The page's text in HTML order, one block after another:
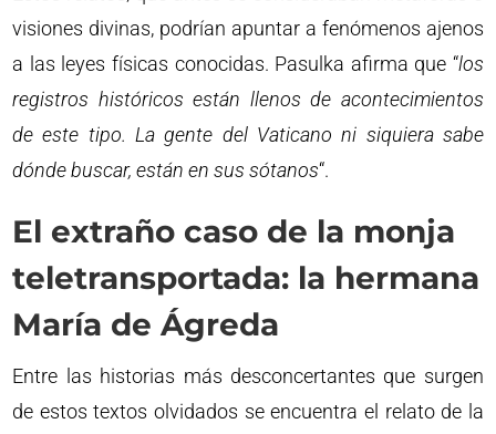
visiones divinas, podrían apuntar a fenómenos ajenos
a las leyes físicas conocidas. Pasulka afirma que “los
registros históricos están llenos de acontecimientos
de este tipo. La gente del Vaticano ni siquiera sabe
dónde buscar, están en sus sótanos“.
El extraño caso de la monja
teletransportada: la hermana
María de Ágreda
Entre las historias más desconcertantes que surgen
de estos textos olvidados se encuentra el relato de la